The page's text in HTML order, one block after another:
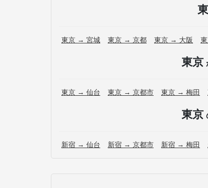
東京 → 宮城 東京 → 京都 東京 → 大阪
東京
東京 → 仙台 東京 → 京都市 東京 → 梅田
東京
新宿 → 仙台 新宿 → 京都市 新宿 → 梅田